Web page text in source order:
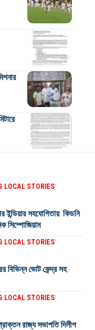
LOCAL STORIES
ইন্ডিয়ার সহযোগিতায় কিডনি
সিম্পোজিয়াম
LOCAL STORIES
বিভিন্ন ভোট কেন্দ্র সহ
LOCAL STORIES
রাজ্য সভাপতি দিলীপ